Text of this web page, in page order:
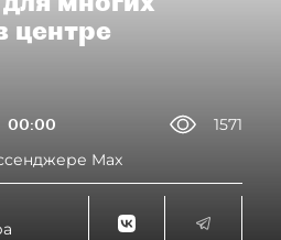
центре
00:00
1571
Max